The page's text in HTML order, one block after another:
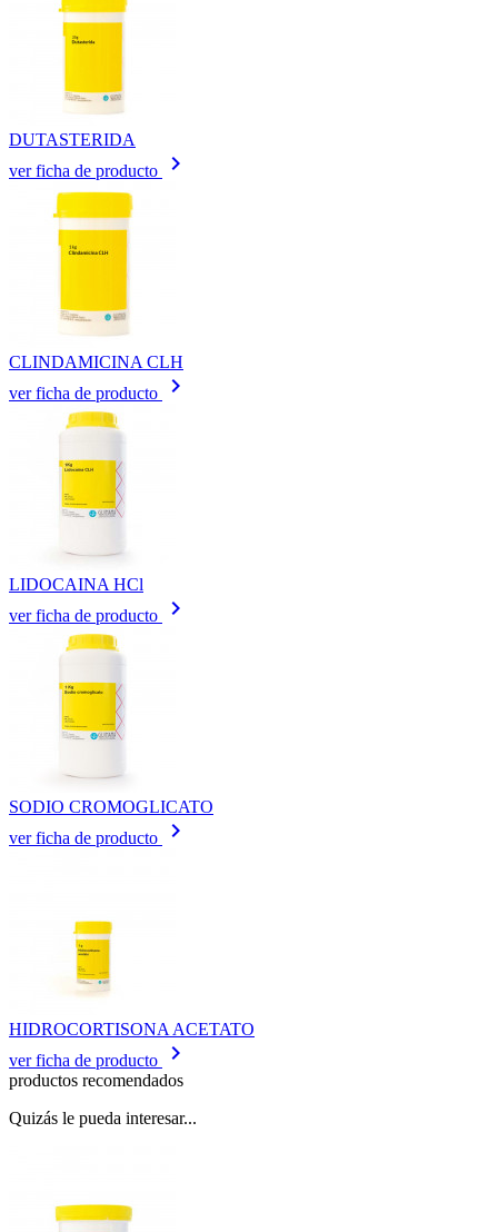
DUTASTERIDA
ver ficha de producto
keyboard_arrow_right
CLINDAMICINA CLH
ver ficha de producto
keyboard_arrow_right
LIDOCAINA HCl
ver ficha de producto
keyboard_arrow_right
SODIO CROMOGLICATO
ver ficha de producto
keyboard_arrow_right
HIDROCORTISONA ACETATO
ver ficha de producto
keyboard_arrow_right
productos recomendados
Quizás le pueda interesar...